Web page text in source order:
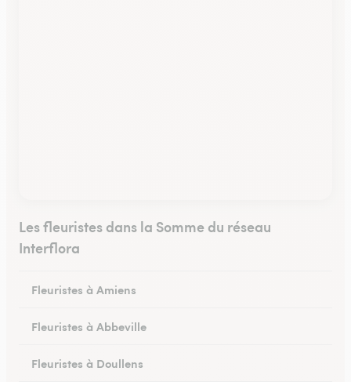
Les fleuristes dans la Somme du réseau
Interflora
Fleuristes à Amiens
Fleuristes à Abbeville
Fleuristes à Doullens